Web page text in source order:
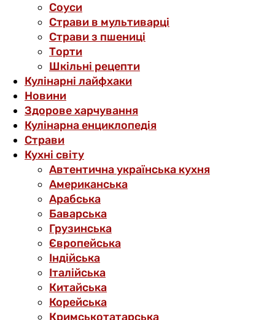
Соуси
Страви в мультиварці
Страви з пшениці
Торти
Шкільні рецепти
Кулінарні лайфхаки
Новини
Здорове харчування
Кулінарна енциклопедія
Страви
Кухні світу
Автентична українська кухня
Американська
Арабська
Баварська
Грузинська
Європейська
Індійська
Італійська
Китайська
Корейська
Кримськотатарська